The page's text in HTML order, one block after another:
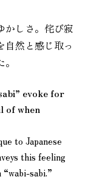
かしさ。侘び寂
自然と感じ取っ
evoke for
of when
to Japanese
this feeling
sabi.”